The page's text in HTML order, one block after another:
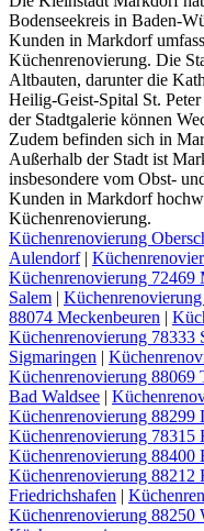
Bodenseekreis in Baden-
Kunden in Markdorf
Küchenrenovierung. Die
Altbauten, darunter die
Heilig-Geist-Spital St.
der Stadtgalerie können
Zudem befinden sich in
Außerhalb der Stadt ist
insbesondere vom Obst-
Kunden in Markdorf
Küchenrenovierung.
Küchenrenovierung
Aulendorf|
Küchenrenovierung 72469
Salem |
88074 Meckenbeuren |
Küchenrenovierung 78333
Sigmaringen |
Küchenrenovierung 88069
Bad Waldsee |
Küchenrenovierung 88299
Küchenrenovierung 78315
Küchenrenovierung 88400
Küchenrenovierung 88212
Friedrichshafen |
Küchenrenovierung 88250